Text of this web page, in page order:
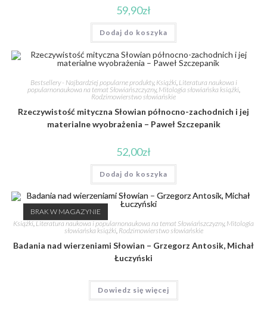
59,90zł
Dodaj do koszyka
Bestsellery - Najbardziej popularne produkty, Książki, Literatura naukowa i
popularnonaukowa na temat Słowiańszczyzny, Mitologia słowiańska książki,
Rodzimowierstwo słowiańskie
Rzeczywistość mityczna Słowian północno-zachodnich i jej
materialne wyobrażenia – Paweł Szczepanik
52,00zł
Dodaj do koszyka
BRAK W MAGAZYNIE
Książki, Literatura naukowa i popularnonaukowa na temat Słowiańszczyzny, Mitologia
słowiańska książki, Rodzimowierstwo słowiańskie
Badania nad wierzeniami Słowian – Grzegorz Antosik, Michał
Łuczyński
Dowiedz się więcej